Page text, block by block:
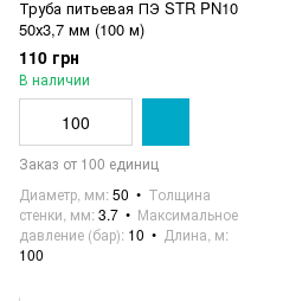
Труба питьевая ПЭ STR PN10
50х3,7 мм (100 м)
110 грн
В наличии
Заказ от 100 единиц
Диаметр, мм 50
Толщина
стенки, мм 3.7
Максимальное
давление (бар) 10
Длина, м
100